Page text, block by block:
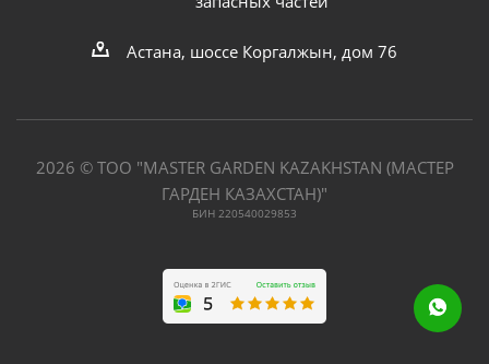
Астана, шоссе Коргалжын, дом 76
2026 © ТОО "MASTER GARDEN KAZAKHSTAN (МАСТЕР
ГАРДЕН КАЗАХСТАН)"
БИН 220540029853